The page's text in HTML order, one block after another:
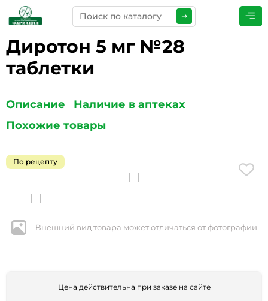
Диротон 5 мг №28
таблетки
Описание
Наличие в аптеках
Похожие товары
По рецепту
Внешний вид товара может отличаться от фотографии
Цена действительна при заказе на сайте
ПРЕДСТАВЬТЕСЬ *
ТЕЛЕФОН*
ЭЛЕКТРОННАЯ ПОЧТА
КОММЕНТАРИИ*